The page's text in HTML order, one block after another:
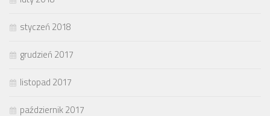
styczeń 2018
grudzień 2017
listopad 2017
październik 2017